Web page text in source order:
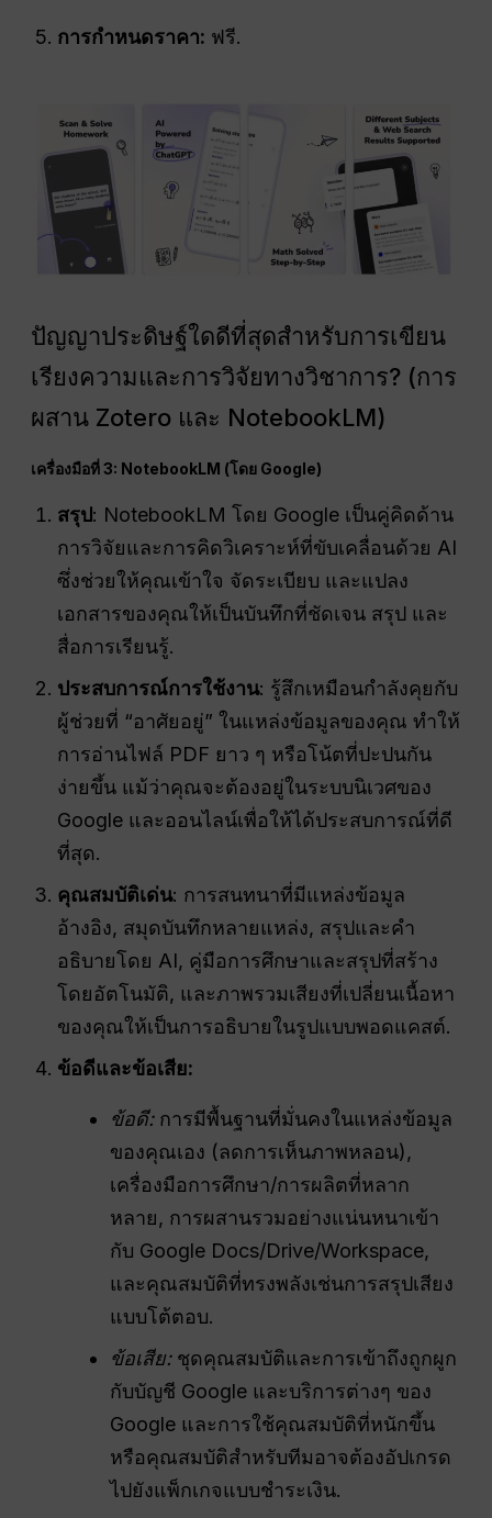
การกำหนดราคา: ฟรี.
ปัญญาประดิษฐ์ใดดีที่สุดสำหรับการเขียน
เรียงความและการวิจัยทางวิชาการ? (การ
ผสาน Zotero และ NotebookLM)
เครื่องมือที่ 3: NotebookLM (โดย Google)
สรุป: NotebookLM โดย Google เป็นคู่คิดด้าน
การวิจัยและการคิดวิเคราะห์ที่ขับเคลื่อนด้วย AI
ซึ่งช่วยให้คุณเข้าใจ จัดระเบียบ และแปลง
เอกสารของคุณให้เป็นบันทึกที่ชัดเจน สรุป และ
สื่อการเรียนรู้.
ประสบการณ์การใช้งาน: รู้สึกเหมือนกำลังคุยกับ
ผู้ช่วยที่ “อาศัยอยู่” ในแหล่งข้อมูลของคุณ ทำให้
การอ่านไฟล์ PDF ยาว ๆ หรือโน้ตที่ปะปนกัน
ง่ายขึ้น แม้ว่าคุณจะต้องอยู่ในระบบนิเวศของ
Google และออนไลน์เพื่อให้ได้ประสบการณ์ที่ดี
ที่สุด.
คุณสมบัติเด่น: การสนทนาที่มีแหล่งข้อมูล
อ้างอิง, สมุดบันทึกหลายแหล่ง, สรุปและคำ
อธิบายโดย AI, คู่มือการศึกษาและสรุปที่สร้าง
โดยอัตโนมัติ, และภาพรวมเสียงที่เปลี่ยนเนื้อหา
ของคุณให้เป็นการอธิบายในรูปแบบพอดแคสต์.
ข้อดีและข้อเสีย:
ข้อดี:การมีพื้นฐานที่มั่นคงในแหล่งข้อมูล
ของคุณเอง (ลดการเห็นภาพหลอน),
เครื่องมือการศึกษา/การผลิตที่หลาก
หลาย, การผสานรวมอย่างแน่นหนาเข้า
กับ Google Docs/Drive/Workspace,
และคุณสมบัติที่ทรงพลังเช่นการสรุปเสียง
แบบโต้ตอบ.
ข้อเสีย:ชุดคุณสมบัติและการเข้าถึงถูกผูก
กับบัญชี Google และบริการต่างๆ ของ
Google และการใช้คุณสมบัติที่หนักขึ้น
หรือคุณสมบัติสำหรับทีมอาจต้องอัปเกรด
ไปยังแพ็กเกจแบบชำระเงิน.